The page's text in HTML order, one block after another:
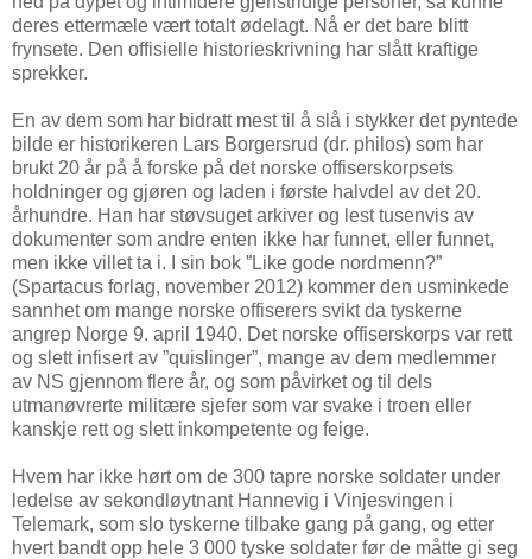
deres ettermæle vært totalt ødelagt. Nå er det bare blitt
frynsete. Den offisielle historieskrivning har slått kraftige
sprekker.
En av dem som har bidratt mest til å slå i stykker det pyntede
bilde er historikeren Lars Borgersrud (dr. philos) som har
brukt 20 år på å forske på det norske offiserskorpsets
holdninger og gjøren og laden i første halvdel av det 20.
århundre. Han har støvsuget arkiver og lest tusenvis av
dokumenter som andre enten ikke har funnet, eller funnet,
men ikke villet ta i. I sin bok ”Like gode nordmenn?”
(Spartacus forlag, november 2012) kommer den usminkede
sannhet om mange norske offiserers svikt da tyskerne
angrep Norge 9. april 1940. Det norske offiserskorps var rett
og slett infisert av ”quislinger”, mange av dem medlemmer
av NS gjennom flere år, og som påvirket og til dels
utmanøvrerte militære sjefer som var svake i troen eller
kanskje rett og slett inkompetente og feige.
Hvem har ikke hørt om de 300 tapre norske soldater under
ledelse av sekondløytnant Hannevig i Vinjesvingen i
Telemark, som slo tyskerne tilbake gang på gang, og etter
hvert bandt opp hele 3 000 tyske soldater før de måtte gi seg